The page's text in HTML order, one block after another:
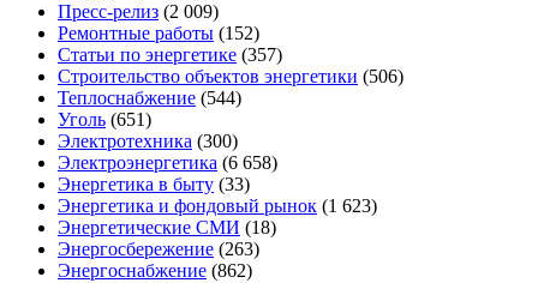
Пресс-релиз (2 009)
Ремонтные работы (152)
Статьи по энергетике (357)
Строительство объектов энергетики (506)
Теплоснабжение (544)
Уголь (651)
Электротехника (300)
Электроэнергетика (6 658)
Энергетика в быту (33)
Энергетика и фондовый рынок (1 623)
Энергетические СМИ (18)
Энергосбережение (263)
Энергоснабжение (862)